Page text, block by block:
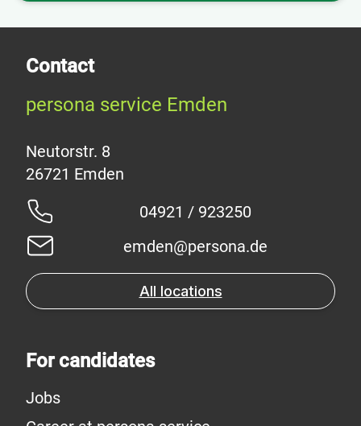
Contact
persona service Emden
Neutorstr. 8
04921 / 923250
emden@persona.de
All locations
For candidates
Jobs